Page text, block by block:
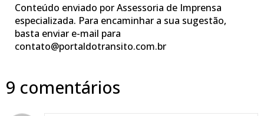
Conteúdo enviado por Assessoria de Imprensa
especializada. Para encaminhar a sua sugestão,
basta enviar e-mail para
contato@portaldotransito.com.br
9 comentários